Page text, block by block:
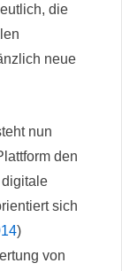
die
neue
nun
den
sich
)
von